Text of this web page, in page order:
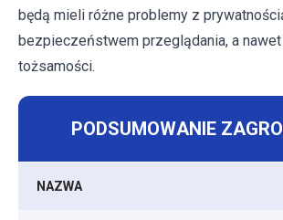
będą mieli różne problemy z
bezpieczeństwem przeglądania, a
tożsamości.
PODSUMOWANIE
NAZWA